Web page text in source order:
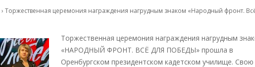
БИБЛИОТЕКА
› Торжественная церемония награждения нагрудным знаком «Народный фронт.
Торжественная церемония награждения нагрудным
«НАРОДНЫЙ ФРОНТ. ВСЁ ДЛЯ ПОБЕДЫ» прошла в
Оренбургском президентском кадетском училище. Свою